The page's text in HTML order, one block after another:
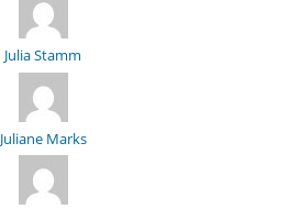
Julia Stamm
Juliane Marks